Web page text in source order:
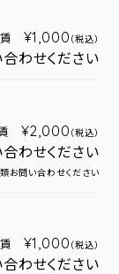
¥1,000 （税込）
わせください
¥2,000 （税込）
わせください
お問い合わせください
¥1,000 （税込）
わせください